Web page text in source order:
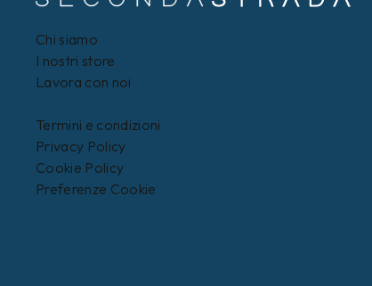
Chi siamo
I nostri store
Lavora con noi
Termini e condizioni
Privacy Policy
Cookie Policy
Preferenze Cookie